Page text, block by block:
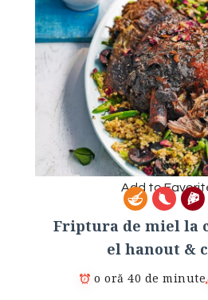
Add to
Friptura de miel la
el hanout &
o oră 40 de minute